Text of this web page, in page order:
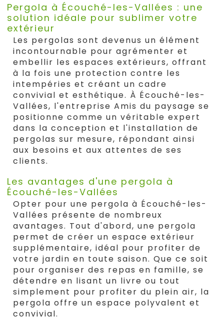
Pergola à Écouché-les-Vallées : une
solution idéale pour sublimer votre
extérieur
Les pergolas sont devenus un élément
incontournable pour agrémenter et
embellir les espaces extérieurs, offrant
à la fois une protection contre les
intempéries et créant un cadre
convivial et esthétique. À Écouché-les-
Vallées, l'entreprise Amis du paysage se
positionne comme un véritable expert
dans la conception et l'installation de
pergolas sur mesure, répondant ainsi
aux besoins et aux attentes de ses
clients.
Les avantages d'une pergola à
Écouché-les-Vallées
Opter pour une pergola à Écouché-les-
Vallées présente de nombreux
avantages. Tout d'abord, une pergola
permet de créer un espace extérieur
supplémentaire, idéal pour profiter de
votre jardin en toute saison. Que ce soit
pour organiser des repas en famille, se
détendre en lisant un livre ou tout
simplement pour profiter du plein air, la
pergola offre un espace polyvalent et
convivial.